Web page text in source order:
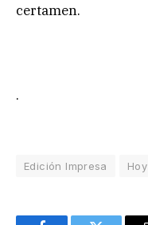
certamen.
.
Edición Impresa Hoy